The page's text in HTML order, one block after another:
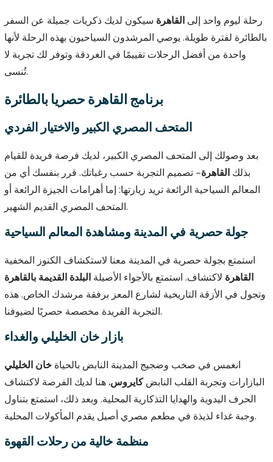
رحلة ليوم واحد إلى القاهرة سيكون لديك ذكريات جميلة عن السفر
بالطائرة لفترة طويلة. يوصي المرشدون السياحيون بهذه الرحلة لأنها
واحدة من أفضل الرحلات تقييمًا في الغردقة وتوفر لك تجربة لا
تُنسى.
برنامج القاهرة حصريا بالطائرة
المتحف المصري الكبير والاختيار الفردي
بعد وصولك إلى المتحف المصري الكبير، لديك فرصة فريدة للقيام
بذلك القاهرة– تصميم التجربة حسب رغباتك. قرر بنفسك أي من
المعالم السياحية الرائعة تريد زيارتها: إما أهرامات الجيزة الرائعة أو
المتحف المصري القديم الشهير.
جولة حصرية في المدينة ومشاهدة المعالم السياحية
استمتع بجولة حصرية في المدينة معنا لاستكشاف الكنوز المخفية
القاهرة لاكتشاف. استمتع بالأجواء الأصيلة البلدة القديمة بالقاهرة
وتجول في الأزقة التاريخية لشارع المعز برفقة مرشدك الخاص. هذه
التجربة الفريدة مخصصة حصريًا لضيوفنا.
بازار خان الخليلي والغداء
انغمس في صخب وضجيج المدينة النابض بالحياة خان الخليلي
البازارات وتجربة القلب النابضكايروس.هنا لديك الفرصة لاكتشاف
الحرف اليدوية والهدايا التذكارية المحلية. وبعد ذلك، استمتع بتناول
وجبة غداء لذيذة في مطعم مصري أصيل يقدم المأكولات المحلية.
منظمة خالية من رحلات القهوة